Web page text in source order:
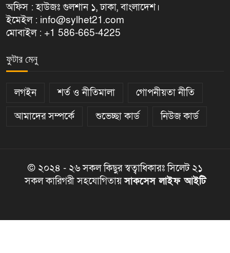
অফিস : হাউজঃ গুলশান ১, ঢাকা, বাংলাদেশ।
ইমেইল : info@sylhet21.com
মোবাইল : +1 586-665-4225
ফুটার মেনু
লগইন শর্ত ও নীতিমালা
গোপনীয়তা নীতি
আমাদের সম্পর্কে
শুভেচ্ছা কার্ড নিউজ কার্ড
© ২০২৪ - ২৬ সকল কিছুর স্বত্বাধিকারঃ সিলেট ২১
সকল কারিগরী সহযোগিতায়সাকসেস লাইফ আইটি